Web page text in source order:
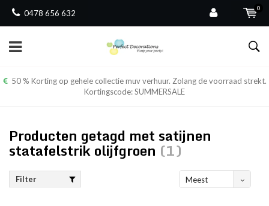
0478 656 632
0
50 % Korting op gehele collectie muv verhuur. Zolang de voorraad strekt.
Kortingscode: SUMMERSALE
Producten getagd met satijnen
statafelstrik olijfgroen (1)
Filter
Meest